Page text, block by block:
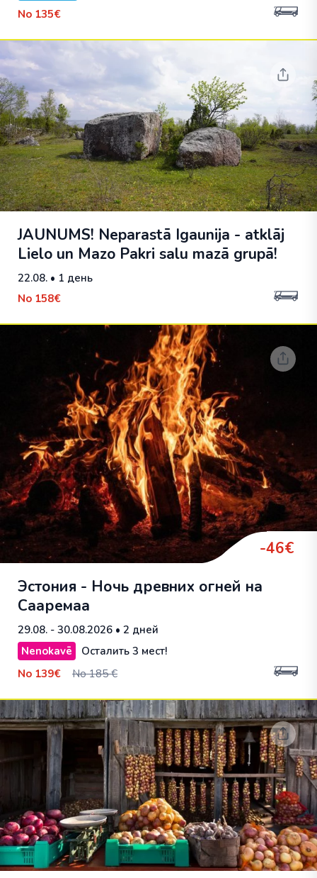
No 135€
JAUNUMS! Neparastā Igaunija - atklāj
Lielo un Mazo Pakri salu mazā grupā!
22.08. • 1 день
No 158€
-46€
Эстония - Ночь древних огней на
Сааремаа
29.08. - 30.08.2026 • 2 дней
Nenokavē
Осталить 3 мест!
No 139€ No 185 €